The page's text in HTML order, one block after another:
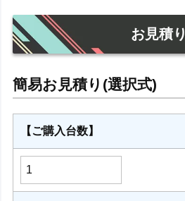
お見積り
【ご購入台数】